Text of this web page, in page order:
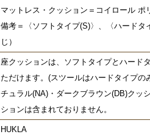
マットレス・クッション＝コイロール ポ
備考＝〈ソフトタイプ(S)〉、〈ハードタ
じ）
座クッションは、ソフトタイプとハード
ただけます。(スツールはハードタイプの
チュラル(NA)・ダークブラウン(DB)クッ
ションは含まれておりません。
HUKLA